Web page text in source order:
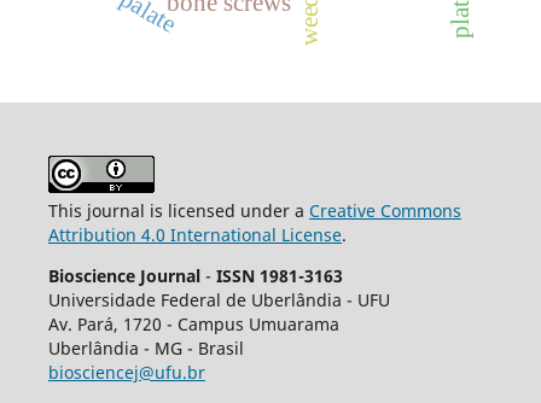
This journal is licensed under a Creative Commons
Attribution 4.0 International License.
Bioscience Journal - ISSN 1981-3163
Universidade Federal de Uberlândia - UFU
Av. Pará, 1720 - Campus Umuarama
Uberlândia - MG - Brasil
biosciencej@ufu.br